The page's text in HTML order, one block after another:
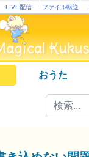
LIVE配信 ファイル転送
おうた